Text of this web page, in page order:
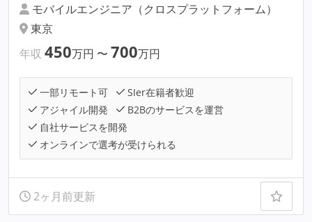
モバイルエンジニア（クロスプラットフォーム）
東京
年収 450万円 〜 700万円
一部リモート可
SIer在籍者歓迎
アジャイル開発
B2Bのサービスを運営
自社サービスを開発
オンラインで選考が受けられる
2ヶ月前更新